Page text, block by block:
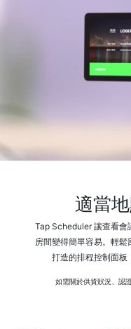
適當
Tap Scheduler 讓查看會
房間變得簡單容易。輕
打造的排程控制面板
如需關於供貨狀況、認